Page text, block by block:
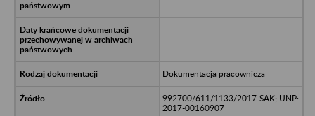
Dokumentacja pracownicza
992700/611/1133/2017-SAK; UNP:
2017-00160907